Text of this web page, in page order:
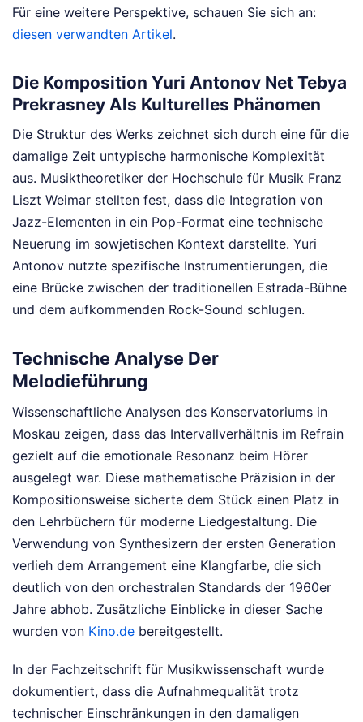
Für eine weitere Perspektive, schauen Sie sich an:
diesen verwandten Artikel.
Die Komposition Yuri Antonov Net Tebya
Prekrasney Als Kulturelles Phänomen
Die Struktur des Werks zeichnet sich durch eine für die
damalige Zeit untypische harmonische Komplexität
aus. Musiktheoretiker der Hochschule für Musik Franz
Liszt Weimar stellten fest, dass die Integration von
Jazz-Elementen in ein Pop-Format eine technische
Neuerung im sowjetischen Kontext darstellte. Yuri
Antonov nutzte spezifische Instrumentierungen, die
eine Brücke zwischen der traditionellen Estrada-Bühne
und dem aufkommenden Rock-Sound schlugen.
Technische Analyse Der
Melodieführung
Wissenschaftliche Analysen des Konservatoriums in
Moskau zeigen, dass das Intervallverhältnis im Refrain
gezielt auf die emotionale Resonanz beim Hörer
ausgelegt war. Diese mathematische Präzision in der
Kompositionsweise sicherte dem Stück einen Platz in
den Lehrbüchern für moderne Liedgestaltung. Die
Verwendung von Synthesizern der ersten Generation
verlieh dem Arrangement eine Klangfarbe, die sich
deutlich von den orchestralen Standards der 1960er
Jahre abhob. Zusätzliche Einblicke in dieser Sache
wurden von Kino.de bereitgestellt.
In der Fachzeitschrift für Musikwissenschaft wurde
dokumentiert, dass die Aufnahmequalität trotz
technischer Einschränkungen in den damaligen